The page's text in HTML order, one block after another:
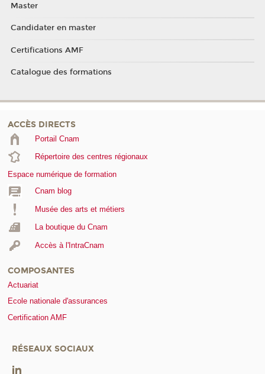
Master
Candidater en master
Certifications AMF
Catalogue des formations
ACCÈS DIRECTS
Portail Cnam
Répertoire des centres régionaux
Espace numérique de formation
Cnam blog
Musée des arts et métiers
La boutique du Cnam
Accès à l'IntraCnam
COMPOSANTES
Actuariat
Ecole nationale d'assurances
Certification AMF
RÉSEAUX SOCIAUX